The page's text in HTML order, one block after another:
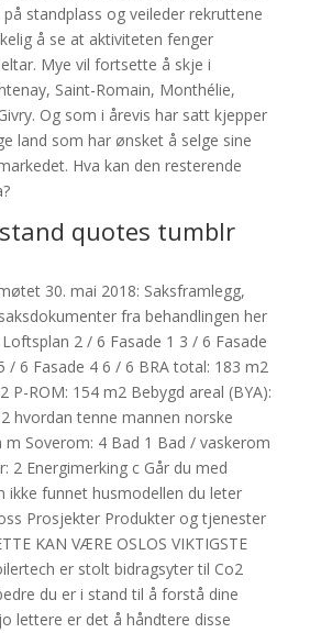
standplass og veileder rekruttene
å se at aktiviteten fenger
Mye vil fortsette å skje i
Saint-Romain, Monthélie,
Og som i årevis har satt kjepper
land som har ønsket å selge sine
Hva kan den resterende
quotes tumblr
30. mai 2018: Saksframlegg,
fra behandlingen her
2 / 6 Fasade 1 3 / 6 Fasade
/ 6 Fasade 4 6 / 6 BRA total: 183 m2
P-ROM: 154 m2 Bebygd areal (BYA):
hvordan tenne mannen norske
m Soverom: 4 Bad 1 Bad / vaskerom
2 Energimerking c Går du med
ikke funnet husmodellen du leter
Prosjekter Produkter og tjenester
KAN VÆRE OSLOS VIKTIGSTE
er stolt bidragsyter til Co2
du er i stand til å forstå dine
lettere er det å håndtere disse